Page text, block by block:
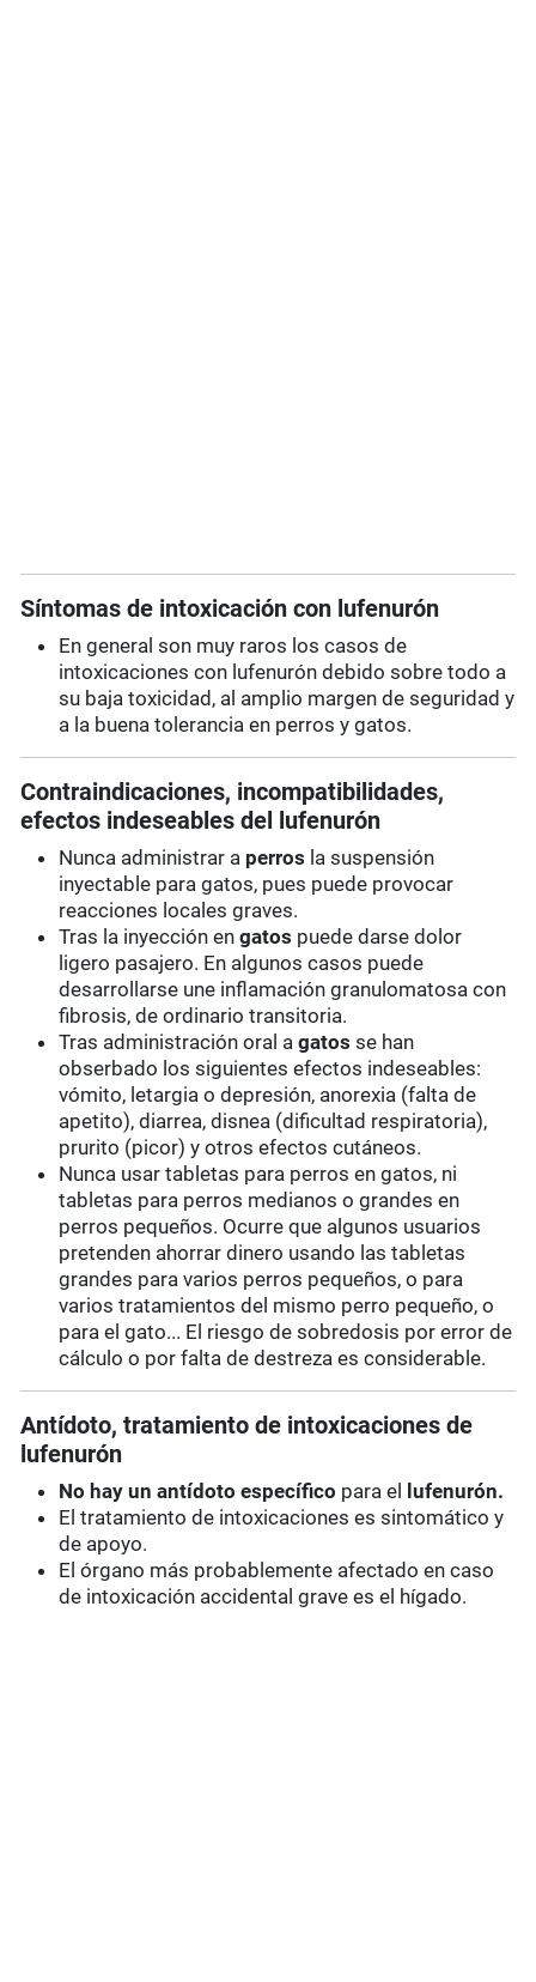
Síntomas de intoxicación con lufenurón
En general son muy raros los casos de
intoxicaciones con lufenurón debido sobre todo a
su baja toxicidad, al amplio margen de seguridad y
a la buena tolerancia en perros y gatos.
Contraindicaciones, incompatibilidades,
efectos indeseables del lufenurón
Nunca administrar a perros la suspensión
inyectable para gatos, pues puede provocar
reacciones locales graves.
Tras la inyección engatos puede darse dolor
ligero pasajero. En algunos casos puede
desarrollarse une inflamación granulomatosa con
fibrosis, de ordinario transitoria.
Tras administración oral agatos se han
obserbado los siguientes efectos indeseables:
vómito, letargia o depresión, anorexia (falta de
apetito), diarrea, disnea (dificultad respiratoria),
prurito (picor) y otros efectos cutáneos.
Nunca usar tabletas para perros en gatos, ni
tabletas para perros medianos o grandes en
perros pequeños. Ocurre que algunos usuarios
pretenden ahorrar dinero usando las tabletas
grandes para varios perros pequeños, o para
varios tratamientos del mismo perro pequeño, o
para el gato... El riesgo de sobredosis por error de
cálculo o por falta de destreza es considerable.
Antídoto, tratamiento de intoxicaciones de
lufenurón
No hay un antídoto específico para el
lufenurón.
El tratamiento de intoxicaciones es sintomático y
de apoyo.
El órgano más probablemente afectado en caso
de intoxicación accidental grave es el hígado.